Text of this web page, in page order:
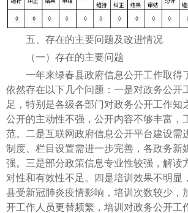
五、存在的主要问题及改进情况
（一）存在的主要问题
一年来绿春县政府信息公开工作取得
依然存在以下几个问题：一是对政务公开
足，特别是各级各部门对政务公开工作知
公开的主动性不强，公开内容不够丰富，
范。二是互联网政府信息公开平台建设需
制度、栏目设置需进一步完善，各政务新
强。三是部分政策信息专业性较强，解读
对性和有效性不足。四是培训效果不明显
县受新冠肺炎疫情影响，培训次数较少，
开工作人员更替频繁，培训对政务公开工